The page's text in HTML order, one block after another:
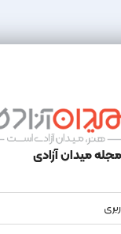
مجله میدان آزادی